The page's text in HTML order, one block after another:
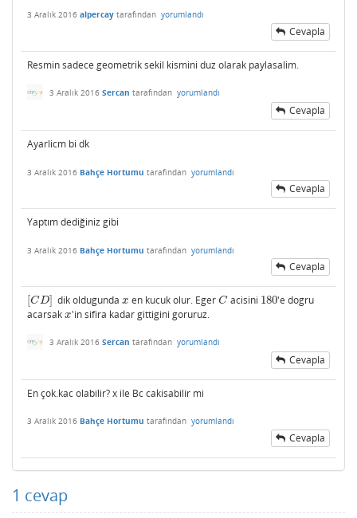
3 Aralık 2016 alpercay tarafından yorumlandı
Cevapla
Resmin sadece geometrik sekil kismini duz olarak paylasalim.
3 Aralık 2016 Sercan tarafından yorumlandı
Cevapla
Ayarlicm bi dk
3 Aralık 2016 Bahçe Hortumu tarafından yorumlandı
Cevapla
Yaptım dediğiniz gibi
3 Aralık 2016 Bahçe Hortumu tarafından yorumlandı
Cevapla
[CD]
CD] dik oldugundax
x en kucuk olur. EgerC
C acisini 180
180'e dogru
acarsak x
x'in sifira kadar gittigini goruruz.
3 Aralık 2016 Sercan tarafından yorumlandı
Cevapla
En çok.kac olabilir? x ile Bc cakisabilir mi
3 Aralık 2016 Bahçe Hortumu tarafından yorumlandı
Cevapla
1 cevap